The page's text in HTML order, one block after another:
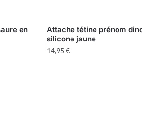
en
Attache tétine prénom
silicone jaune
14,95€